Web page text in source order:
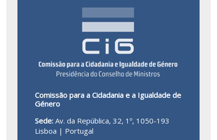
Comissão para a Cidadania e a Igualdade de
Género
Sede: Av. da República, 32, 1º, 1050-193
Lisboa | Portugal